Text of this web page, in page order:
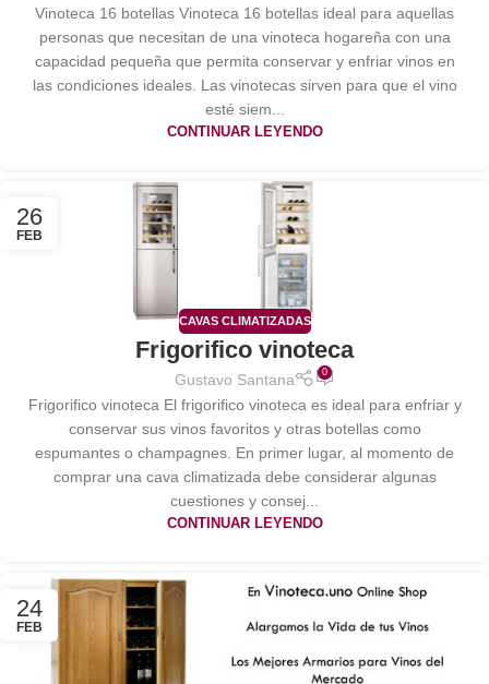
Vinoteca 16 botellas Vinoteca 16 botellas ideal para aquellas
personas que necesitan de una vinoteca hogareña con una
capacidad pequeña que permita conservar y enfriar vinos en
las condiciones ideales. Las vinotecas sirven para que el vino
esté siem...
CONTINUAR LEYENDO
26
FEB
CAVAS CLIMATIZADAS
Frigorifico vinoteca
Gustavo Santana 0
Frigorifico vinoteca El frigorifico vinoteca es ideal para enfriar y
conservar sus vinos favoritos y otras botellas como
espumantes o champagnes. En primer lugar, al momento de
comprar una cava climatizada debe considerar algunas
cuestiones y consej...
CONTINUAR LEYENDO
24
FEB